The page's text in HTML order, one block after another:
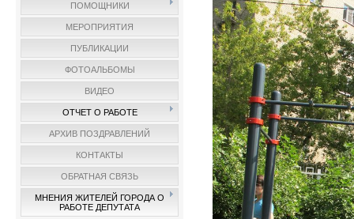
ПОМОЩНИКИ
МЕРОПРИЯТИЯ
ПУБЛИКАЦИИ
ФОТОАЛЬБОМЫ
ВИДЕО
ОТЧЕТ О РАБОТЕ
АРХИВ ПОЗДРАВЛЕНИЙ
КОНТАКТЫ
ОБРАТНАЯ СВЯЗЬ
МНЕНИЯ ЖИТЕЛЕЙ ГОРОДА О
РАБОТЕ ДЕПУТАТА